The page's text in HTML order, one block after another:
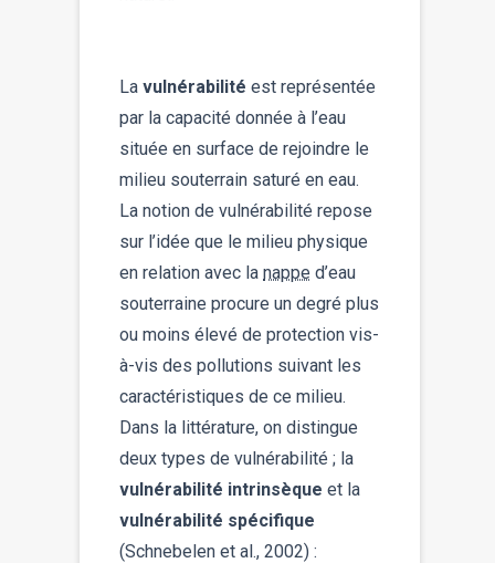
La vulnérabilité est représentée
par la capacité donnée à l’eau
située en surface de rejoindre le
milieu souterrain saturé en eau.
La notion de vulnérabilité repose
sur l’idée que le milieu physique
en relation avec la nappe d’eau
souterraine procure un degré plus
ou moins élevé de protection vis-
à-vis des pollutions suivant les
caractéristiques de ce milieu.
Dans la littérature, on distingue
deux types de vulnérabilité ; la
vulnérabilité intrinsèque et la
vulnérabilité spécifique
(Schnebelen et al., 2002) :